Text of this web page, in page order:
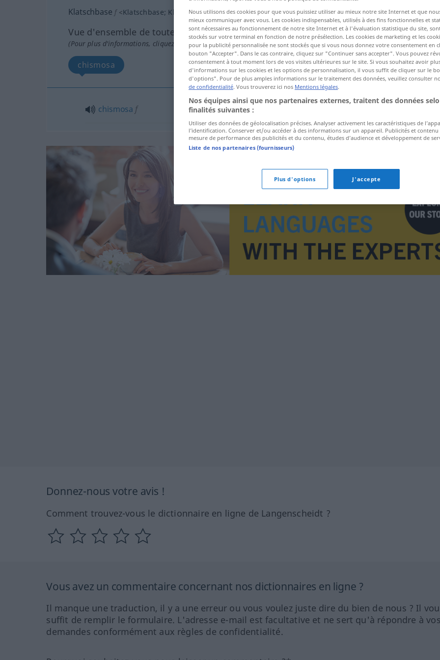
Klatschbase f <Klatschbase; Klatschbasen> UMG
Vue d'ensemble de toutes les traductions
(Pour plus d'informations, cliquez sur/touchez la traduction)
chismosa
chismosa f
Donnez-nous votre avis !
Comment trouvez-vous le dictionnaire en ligne de Langenscheidt ?
Vous avez un commentaire concernant nos dictionnaires en ligne ?
Il manque une traduction, il y a une erreur ou vous voulez juste dire du bien de nous ? Il
suffit de remplir le formulaire. L'adresse e-mail est facultative et ne sert qu'à répondre à
demandes conformément aux règles de confidentialité.
Nous utilisons des cookies pour que vous puissiez utiliser au mieux notre site Internet et que
mieux communiquer avec vous. Les cookies indispensables, utilisés à des fins fonctionnelles et
sont nécessaires au fonctionnement de notre site Internet et à l'évaluation statistique du site,
stockés sur votre terminal en fonction de notre présélection. Les cookies de marketing et les
pour la publicité personnalisée ne sont stockés que si vous nous donnez votre consentement en
bouton "Accepter". Dans le cas contraire, cliquez sur "Continuer sans accepter". Vous pouvez
consentement à tout moment lors de vos visites ultérieures sur le site. Si vous souhaitez avoir
d'informations sur les cookies et les options de personnalisation, il vous suffit de cliquer sur le
d'options". Pour de plus amples informations sur le traitement des données, veuillez consulter
de confidentialité. Vous trouverez ici nos Mentions légales.
Nos équipes ainsi que nos partenaires externes, traitent des données
finalités suivantes :
Utiliser des données de géolocalisation précises. Analyser activement les caractéristiques de
l’identification. Conserver et/ou accéder à des informations sur un appareil. Publicités et contenu
mesure de performance des publicités et du contenu, études d’audience et développement de
Liste de nos partenaires (fournisseurs)
Plus d'options J'accepte